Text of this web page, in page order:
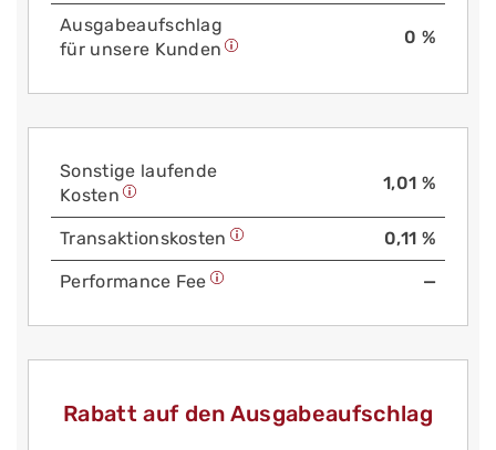
Aus­gabe­auf­schlag
für unsere Kunden
0 %
Sonstige laufende
Kosten
1,01 %
Trans­aktions­kosten 0,11 %
Performance Fee —
Rabatt auf den Ausgabeaufschlag